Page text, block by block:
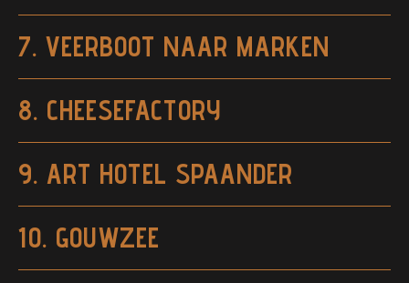
7. VEERBOOT NAAR MARKEN
8. CHEESEFACTORY
9. ART HOTEL SPAANDER
10. GOUWZEE